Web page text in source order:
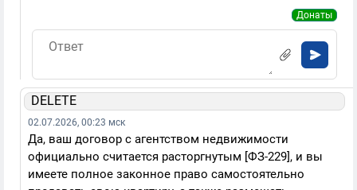
Донаты
DELETE
02.07.2026, 00:23 мск
Да, ваш договор с агентством недвижимости
официально считается расторгнутым [ФЗ-229], и вы
имеете полное законное право самостоятельно